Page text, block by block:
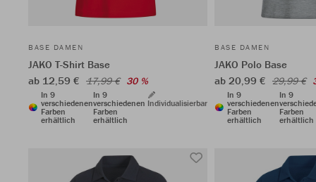
BASE DAMEN
JAKO T-Shirt Base
ab 12,59 € 17,99 € 30 %
In 9
verschiedenen
Farben
erhältlich
In 9
verschiedenen
Farben
erhältlich
Individualisierbar
BASE DAMEN
JAKO Polo Base
ab 20,99 € 29,99 €
In 9
verschiedenen
Farben
erhältlich
In 9
Farben
erhältlich